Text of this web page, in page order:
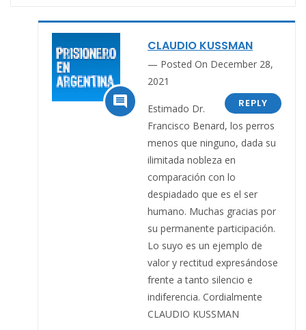

CLAUDIO KUSSMAN
Posted On December 28,
2021
REPLY
Estimado Dr.
Francisco Benard, los perros
menos que ninguno, dada su
ilimitada nobleza en
comparación con lo
despiadado que es el ser
humano. Muchas gracias por
su permanente participación.
Lo suyo es un ejemplo de
valor y rectitud expresándose
frente a tanto silencio e
indiferencia. Cordialmente
CLAUDIO KUSSMAN